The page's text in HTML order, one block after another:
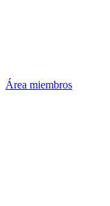
Área miembros